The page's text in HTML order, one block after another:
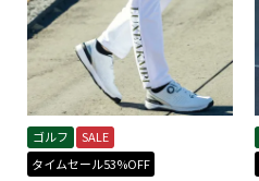
ゴルフ
SALE
タイムセール53%OFF